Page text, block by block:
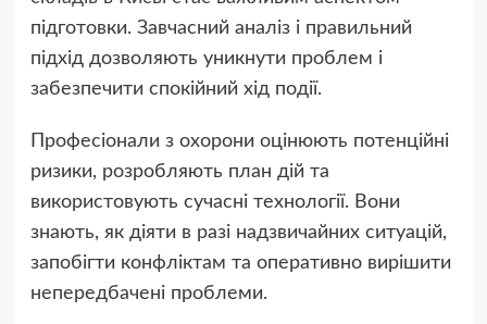
підготовки. Завчасний аналіз і правильний
підхід дозволяють уникнути проблем і
забезпечити спокійний хід події.
Професіонали з охорони оцінюють потенційні
ризики, розробляють план дій та
використовують сучасні технології. Вони
знають, як діяти в разі надзвичайних ситуацій,
запобігти конфліктам та оперативно вирішити
непередбачені проблеми.